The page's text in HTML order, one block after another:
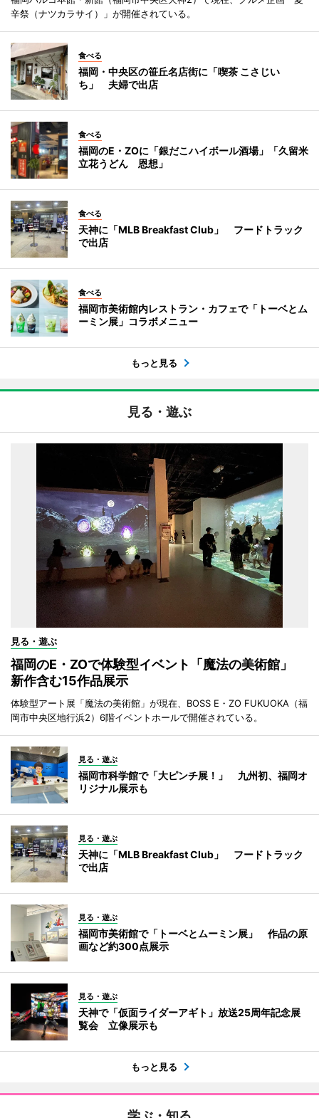
辛祭（ナツカラサイ）」が開催されている。
食べる
福岡・中央区の笹丘名店街に「喫茶 こさじい
ち」 夫婦で出店
食べる
福岡のE・ZOに「銀だこハイボール酒場」「久留米
立花うどん 恩想」
食べる
天神に「MLB Breakfast Club」 フードトラック
で出店
食べる
福岡市美術館内レストラン・カフェで「トーベとム
ーミン展」コラボメニュー
もっと見る
見る・遊ぶ
見る・遊ぶ
福岡のE・ZOで体験型イベント「魔法の美術館」
新作含む15作品展示
体験型アート展「魔法の美術館」が現在、BOSS E・ZO FUKUOKA（福
岡市中央区地行浜2）6階イベントホールで開催されている。
見る・遊ぶ
福岡市科学館で「大ピンチ展！」 九州初、福岡オ
リジナル展示も
見る・遊ぶ
天神に「MLB Breakfast Club」 フードトラック
で出店
見る・遊ぶ
福岡市美術館で「トーベとムーミン展」 作品の原
画など約300点展示
見る・遊ぶ
天神で「仮面ライダーアギト」放送25周年記念展
覧会 立像展示も
もっと見る